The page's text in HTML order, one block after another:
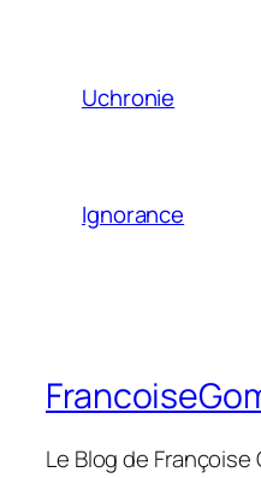
Uchronie
Ignorance
Le Blog de